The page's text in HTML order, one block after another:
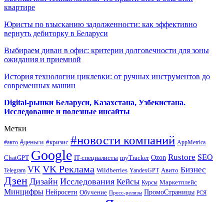
квартире
Юристы по взысканию задолженности: как эффективно
вернуть дебиторку в Беларуси
Выбираем диван в офис: критерии долговечности для зоны
ожидания и приемной
История технологии циклевки: от ручных инструментов до
современных машин
Digital-рынки Беларуси, Казахстана, Узбекистана.
Исследование и полезные инсайты
Метки
#авто #деньги #кризис #новости компаний AppMetrica
ChatGPT Google IT-специалисты myTracker Ozon Rustore SEO
Telegram VK VK Реклама Wildberries YandexGPT Авито Бизнес
Дзен Дизайн Исследования Кейсы Курсы Маркетплейс
Минцифры Нейросети Обучение Пресс-релизы ПромоСтраницы РСЯ